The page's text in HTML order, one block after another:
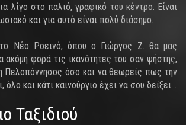
λίγο στο παλιό, γραφικό του κέντρο. Είναι
και για αυτό είναι πολύ διάσημο.
το Νέο Ροεινό, όπου ο Γιώργος Ζ. θα μας
ακόμη φορά τις ικανότητες του σαν ψήστης,
Πελοπόννησος όσο και να θεωρείς πως την
όλο και κάτι καινούργιο έχει να σου δείξει…
Ταξιδιού